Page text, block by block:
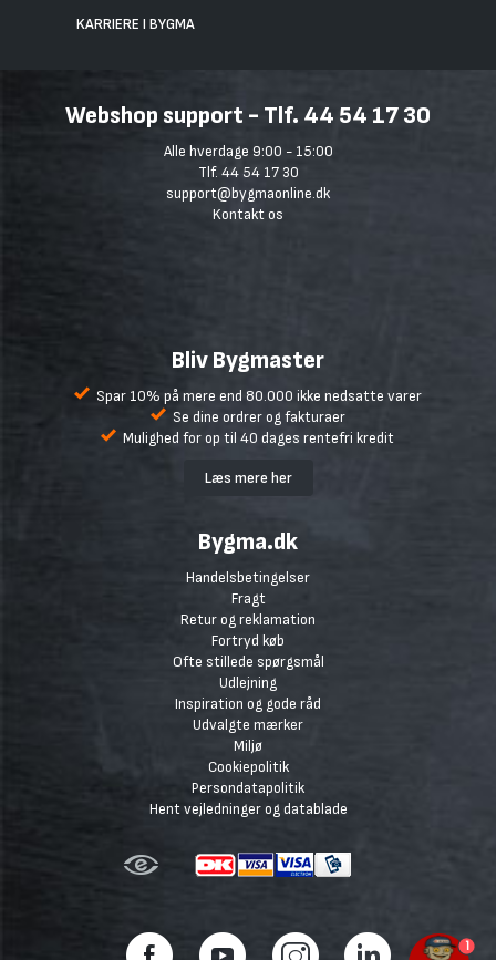
KARRIERE I BYGMA
Webshop support - Tlf. 44 54 17 30
Alle hverdage 9:00 - 15:00
Tlf. 44 54 17 30
support@bygmaonline.dk
Kontakt os
Bliv Bygmaster
Spar 10% på mere end 80.000 ikke nedsatte varer
Se dine ordrer og fakturaer
Mulighed for op til 40 dages rentefri kredit
Læs mere her
Bygma.dk
Handelsbetingelser
Fragt
Retur og reklamation
Fortryd køb
Ofte stillede spørgsmål
Udlejning
Inspiration og gode råd
Udvalgte mærker
Miljø
Cookiepolitik
Persondatapolitik
Hent vejledninger og datablade
1